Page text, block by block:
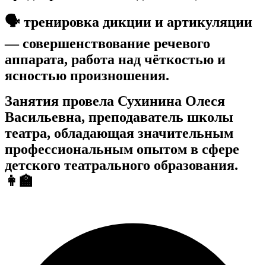
🗣️ тренировка дикции и артикуляции
— совершенствование речевого
аппарата, работа над чёткостью и
ясностью произношения.
Занятия провела Сухинина Олеся
Васильевна, преподаватель школы
театра, обладающая значительным
профессиональным опытом в сфере
детского театрального образования.
👩‍🏫